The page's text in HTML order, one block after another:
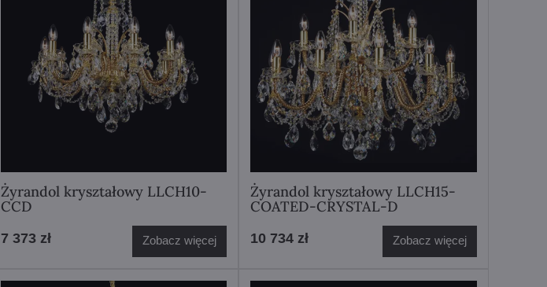
Żyrandol kryształowy LLCH10-
CCD
7 373 zł Zobacz więcej
Żyrandol kryształowy LLCH15-
COATED-CRYSTAL-D
10 734 zł Zobacz więcej